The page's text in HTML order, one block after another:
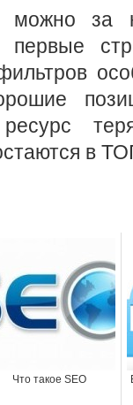
за
в
Что такое SEO